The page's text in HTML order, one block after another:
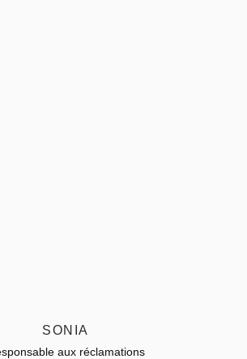
SONIA
aux réclamations